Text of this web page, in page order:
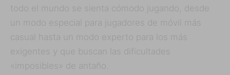
todo el mundo se sienta cómodo jugando, desde
un modo especial para jugadores de móvil más
casual hasta un modo experto para los más
exigentes y que buscan las dificultades
«imposibles» de antaño.